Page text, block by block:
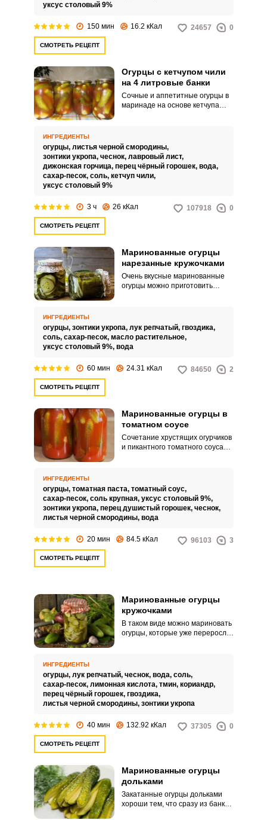
вкусом.
уксус столовый 9%
150 мин 16.2 кКал 24657 0
СМОТРЕТЬ РЕЦЕПТ
Огурцы с кетчупом чили
на 4 литровые банки
Сочные и аппетитные огурцы в
маринаде на основе кетчупа
вкусом. Готовить их совсем не
сложно, главное - не забывать о
важных мелочах.
ИНГРЕДИЕНТЫ
огурцы, листья черной смородины,
зонтики укропа, чеснок, лавровый лист,
дижонская горчица, перец чёрный горошек, вода,
сахар-песок, соль, кетчуп чили,
уксус столовый 9%
3 ч 26 кКал 107918 0
СМОТРЕТЬ РЕЦЕПТ
Маринованные огурцы
нарезанные кружочками
Очень вкусные маринованные
огурцы можно приготовить
добавим немного уксуса и
гвоздики.
ИНГРЕДИЕНТЫ
огурцы, зонтики укропа, лук репчатый, гвоздика,
соль, сахар-песок, масло растительное,
уксус столовый 9%, вода
60 мин 24.31 кКал 84650 2
СМОТРЕТЬ РЕЦЕПТ
Маринованные огурцы в
томатном соусе
Сочетание хрустящих огурчиков
и пикантного томатного соуса
ИНГРЕДИЕНТЫ
огурцы, томатная паста, томатный соус,
сахар-песок, соль крупная, уксус столовый 9%,
зонтики укропа, перец душистый горошек, чеснок,
листья черной смородины, вода
20 мин 84.5 кКал 96103 3
СМОТРЕТЬ РЕЦЕПТ
Маринованные огурцы
кружочками
В таком виде можно мариновать
огурцы, которые уже переросли
«переростки» также не стоит
использовать, так как они
попросту невкусные.
ИНГРЕДИЕНТЫ
огурцы, лук репчатый, чеснок, вода, соль,
сахар-песок, лимонная кислота, тмин, кориандр,
перец чёрный горошек, гвоздика,
листья черной смородины, зонтики укропа
40 мин 132.92 кКал 37305 0
СМОТРЕТЬ РЕЦЕПТ
Маринованные огурцы
дольками
Закатанные огурцы дольками
хороши тем, что сразу из банки
ВХОД НА САЙТ РЕГИСТРАЦИЯ
Войдите
с помощью социальных сетей:
или